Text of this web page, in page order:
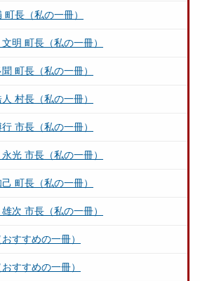
長（私の一冊）
明 町長（私の一冊）
町長（私の一冊）
村長（私の一冊）
市長（私の一冊）
光 市長（私の一冊）
町長（私の一冊）
次 市長（私の一冊）
すすめの一冊）
すすめの一冊）